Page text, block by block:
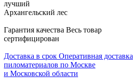
лучший
Архангельский лес
Гарантия качества Весь товар
сертифицирован
Доставка в срок Оперативная доставка
пиломатериалов по Москве
и Московской области